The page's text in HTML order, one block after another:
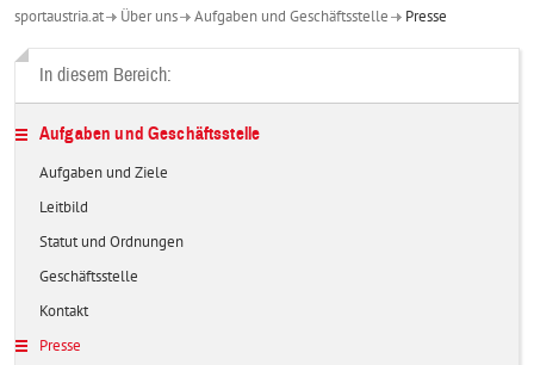
sportaustria.at Über uns Aufgaben und Geschäftsstelle Presse
In diesem Bereich:
Aufgaben und Geschäftsstelle
Aufgaben und Ziele
Leitbild
Statut und Ordnungen
Geschäftsstelle
Kontakt
Presse